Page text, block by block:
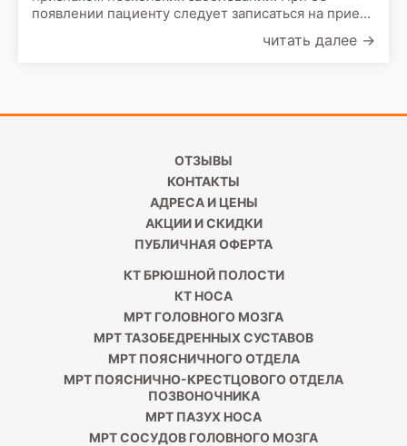
появлении пациенту следует записаться на прием
назначит сделать следующие обследования:
читать далее →
ОТЗЫВЫ
КОНТАКТЫ
АДРЕСА И ЦЕНЫ
АКЦИИ И СКИДКИ
ПУБЛИЧНАЯ ОФЕРТА
КТ БРЮШНОЙ ПОЛОСТИ
КТ НОСА
МРТ ГОЛОВНОГО МОЗГА
МРТ ТАЗОБЕДРЕННЫХ СУСТАВОВ
МРТ ПОЯСНИЧНОГО ОТДЕЛА
МРТ ПОЯСНИЧНО-КРЕСТЦОВОГО ОТДЕЛА
ПОЗВОНОЧНИКА
МРТ ПАЗУХ НОСА
МРТ СОСУДОВ ГОЛОВНОГО МОЗГА